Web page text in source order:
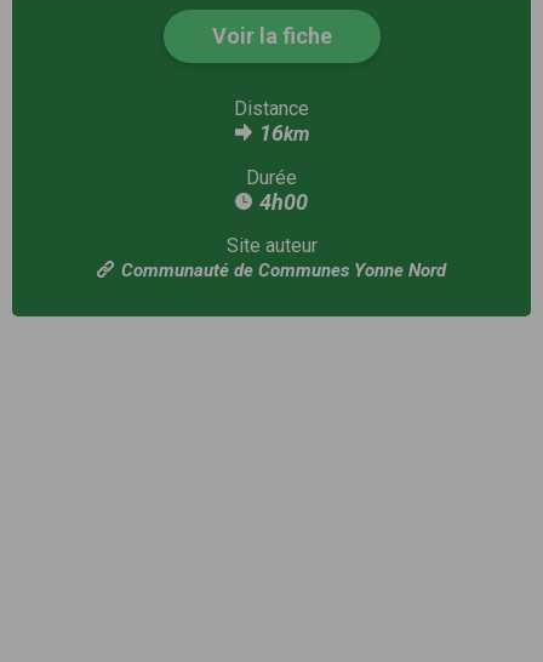
Voir la fiche
Distance
16km
Durée
4h00
Site auteur
Communauté de Communes Yonne Nord